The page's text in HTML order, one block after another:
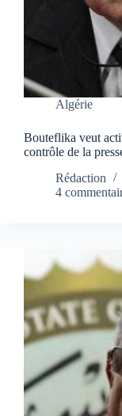
Algérie
Bouteflika veut
contrôle de la
Rédaction
4